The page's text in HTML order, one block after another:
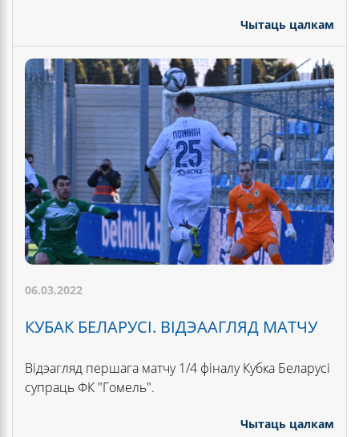
Чытаць цалкам
06.03.2022
КУБАК БЕЛАРУСІ. ВІДЭААГЛЯД МАТЧУ
Відэагляд першага матчу 1/4 фіналу Кубка Беларусі
супраць ФК "Гомель".
Чытаць цалкам